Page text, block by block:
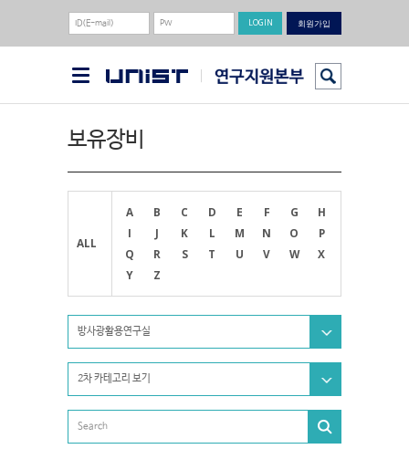
회원가입
보유장비
ALL
A B C D E F G
H
I
J K L M N O
P
Q
R S T U V W
X
Y
Z
방사광활용연구실
2차 카테고리 보기